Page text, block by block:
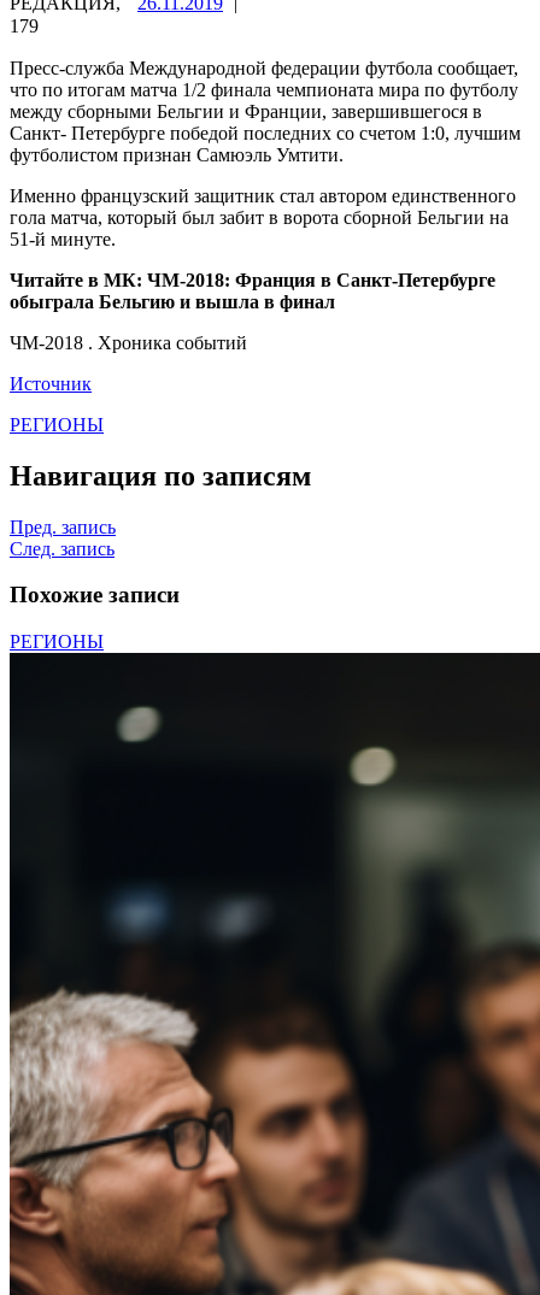
179
Пресс-служба Международной федерации футбола сообщает,
что по итогам матча 1/2 финала чемпионата мира по футболу
между сборными Бельгии и Франции, завершившегося в
Санкт- Петербурге победой последних со счетом 1:0, лучшим
футболистом признан Самюэль Умтити.
Именно французский защитник стал автором единственного
гола матча, который был забит в ворота сборной Бельгии на
51-й минуте.
Читайте в МК: ЧМ-2018: Франция в Санкт-Петербурге
обыграла Бельгию и вышла в финал
ЧМ-2018 . Хроника событий
Источник
РЕГИОНЫ
Навигация по записям
Пред. запись
След. запись
Похожие записи
РЕГИОНЫ